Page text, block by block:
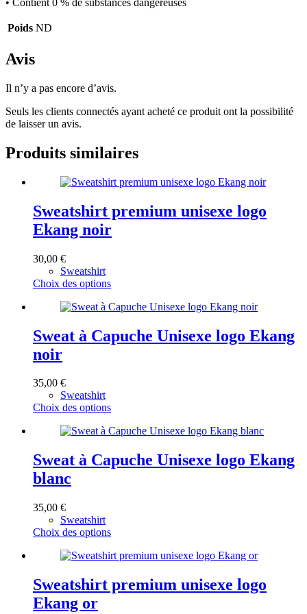
• Contient 0 % de substances dangereuses
Poids ND
Avis
Il n’y a pas encore d’avis.
Seuls les clients connectés ayant acheté ce produit ont la possibilité
de laisser un avis.
Produits similaires
Sweatshirt premium unisexe logo
Ekang noir
30,00 €
Sweatshirt
Choix des optionsCe
a
variations.
Les
sur
page
produit
Sweat à Capuche Unisexe logo Ekang
noir
35,00 €
Sweatshirt
Choix des optionsCe
a
variations.
Les
sur
page
produit
Sweat à Capuche Unisexe logo Ekang
blanc
35,00 €
Sweatshirt
Choix des optionsCe
a
variations.
Les
Sweatshirt premium unisexe logo
Ekang or